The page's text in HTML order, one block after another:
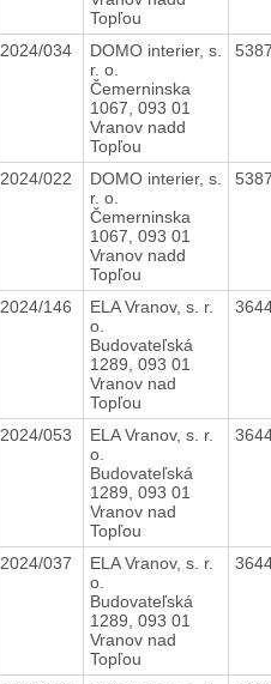
Topľou
2024/034
DOMO interier, s.
r. o.
Čemerninska
1067, 093 01
Vranov nadd
Topľou
2024/022
DOMO interier, s.
r. o.
Čemerninska
1067, 093 01
Vranov nadd
Topľou
2024/146
ELA Vranov, s. r.
o.
Budovateľská
1289, 093 01
Vranov nad
Topľou
2024/053
ELA Vranov, s. r.
o.
Budovateľská
1289, 093 01
Vranov nad
Topľou
2024/037
ELA Vranov, s. r.
o.
Budovateľská
1289, 093 01
Vranov nad
Topľou